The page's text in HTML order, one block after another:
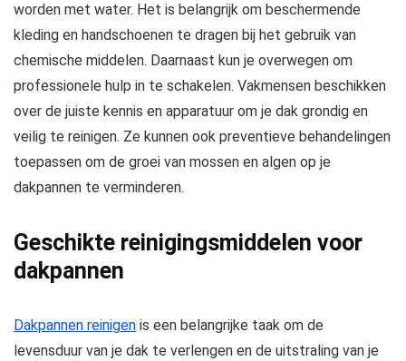
worden met water. Het is belangrijk om beschermende
kleding en handschoenen te dragen bij het gebruik van
chemische middelen. Daarnaast kun je overwegen om
professionele hulp in te schakelen. Vakmensen beschikken
over de juiste kennis en apparatuur om je dak grondig en
veilig te reinigen. Ze kunnen ook preventieve behandelingen
toepassen om de groei van mossen en algen op je
dakpannen te verminderen.
Geschikte reinigingsmiddelen voor
dakpannen
Dakpannen reinigen is een belangrijke taak om de
levensduur van je dak te verlengen en de uitstraling van je